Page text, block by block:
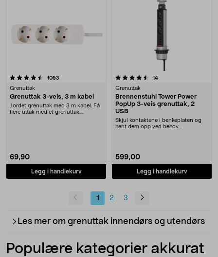
1053
Grenuttak
Grenuttak 3-veis, 3 m kabel
Jordet grenuttak med 3 m kabel. Få
flere uttak med et grenuttak.
69,90
Legg i handlekurv
4.5 av 5 stjerner 14anmeldelser
Grenuttak
Brennenstuhl Tower Power
PopUp 3-veis grenuttak, 2
USB
Skjul kontaktene i benkeplaten og
hent dem opp ved behov.
599,00
Legg i handlekurv
1 2 3
Les mer om grenuttak innendørs og utendørs
Populære kategorier akkurat